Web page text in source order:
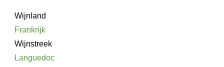
Wijnland
Frankrijk
Wijnstreek
Languedoc